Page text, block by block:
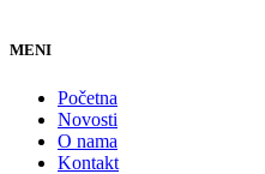
MENI
Početna
Novosti
O nama
Kontakt